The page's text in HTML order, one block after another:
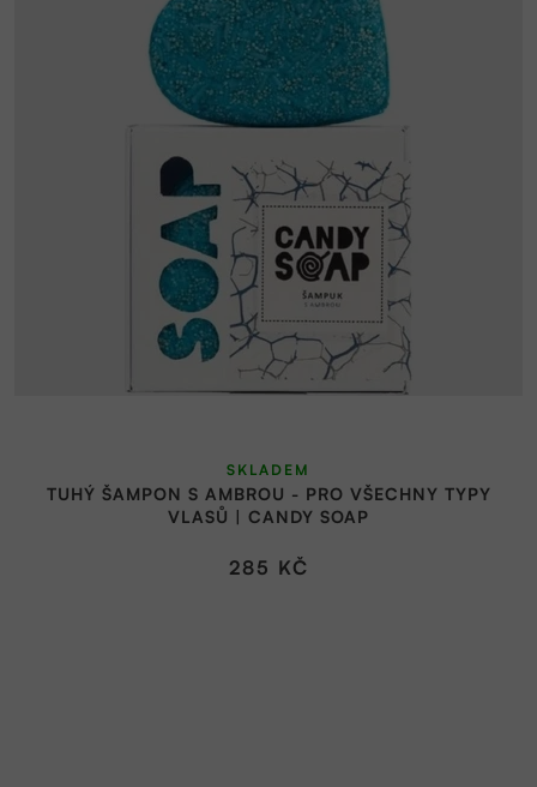
TUHÝ ŠAMPON S AMBROU - PRO VŠECHNY TYPY
VLASŮ | CANDY SOAP
SKLADEM
285 KČ